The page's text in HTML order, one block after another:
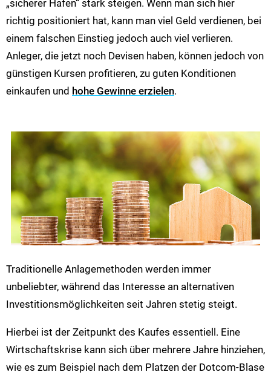
„sicherer Hafen“ stark steigen. Wenn man sich hier
richtig positioniert hat, kann man viel Geld verdienen, bei
einem falschen Einstieg jedoch auch viel verlieren.
Anleger, die jetzt noch Devisen haben, können jedoch von
günstigen Kursen profitieren, zu guten Konditionen
einkaufen und hohe Gewinne erzielen.
Traditionelle Anlagemethoden werden immer
unbeliebter, während das Interesse an alternativen
Investitionsmöglichkeiten seit Jahren stetig steigt.
Hierbei ist der Zeitpunkt des Kaufes essentiell. Eine
Wirtschaftskrise kann sich über mehrere Jahre hinziehen,
wie es zum Beispiel nach dem Platzen der Dotcom-Blase